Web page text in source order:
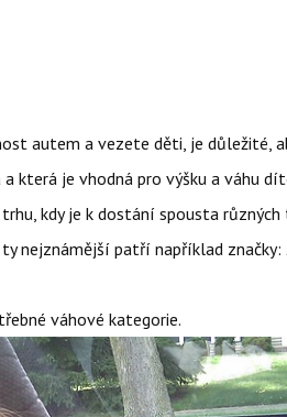
autem a vezete děti, je důležité,
která je vhodná pro výšku a váhu
kdy je k dostání spousta
nejznámější patří například značky:
váhové kategorie.